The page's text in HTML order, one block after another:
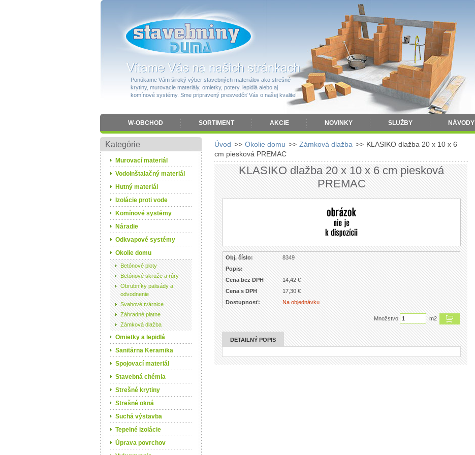
Ponúkame Vám široký výber stavebných materiálov ako strešné
krytiny, murovacie materiály, omietky, potery, lepidlá alebo aj
komínové systémy. Sme pripravený presvedčiť Vás o našej kvalite!
W-OBCHOD SORTIMENT AKCIE NOVINKY SLUŽBY NÁVODY
Úvod >> Okolie domu >> Zámková dlažba >> KLASIKO dlažba 20 x 10 x 6
cm piesková PREMAC
KLASIKO dlažba 20 x 10 x 6 cm piesková
PREMAC
Obj. číslo:
8349
Popis:
Cena bez DPH
14,42 €
Cena s DPH
17,30 €
Dostupnosť:
Na objednávku
Množstvo m2
DETAILNÝ POPIS
Kategórie
Murovací materiál
Vodoinštalačný materiál
Hutný materiál
Izolácie proti vode
Komínové systémy
Náradie
Odkvapové systémy
Okolie domu
Betónové ploty
Betónové skruže a rúry
Obrubníky palisády a
odvodnenie
Svahové tvárnice
Záhradné platne
Zámková dlažba
Omietky a lepidlá
Sanitárna Keramika
Spojovací materiál
Stavebná chémia
Strešné krytiny
Strešné okná
Suchá výstavba
Tepelné izolácie
Úprava povrchov